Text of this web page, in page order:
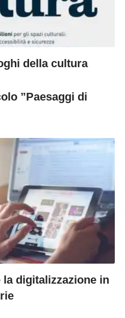
della cultura
”Paesaggi di
digitalizzazione in